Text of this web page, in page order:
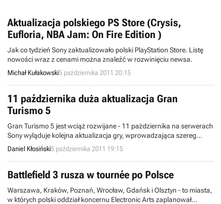
Aktualizacja polskiego PS Store (Crysis,
Eufloria, NBA Jam: On Fire Edition )
Jak co tydzień Sony zaktualizowało polski PlayStation Store. Listę
nowości wraz z cenami można znaleźć w rozwinięciu newsa.
Michał Kułakowski5 października 2011 20:15
11 października duża aktualizacja Gran
Turismo 5
Gran Turismo 5 jest wciąż rozwijane - 11 pażdziernika na serwerach
Sony wyląduje kolejna aktualizacja gry, wprowadzająca szereg
usprawnień.
Daniel Kłosiński5 października 2011 19:15
Battlefield 3 rusza w tournée po Polsce
Warszawa, Kraków, Poznań, Wrocław, Gdańsk i Olsztyn - to miasta,
w których polski oddział koncernu Electronic Arts zaplanował